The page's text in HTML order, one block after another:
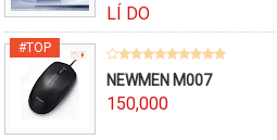
LÍ DO
NEWMEN M007
150,000